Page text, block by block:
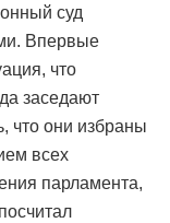
суд
Впервые
что
заседают
что они избраны
всех
парламента,